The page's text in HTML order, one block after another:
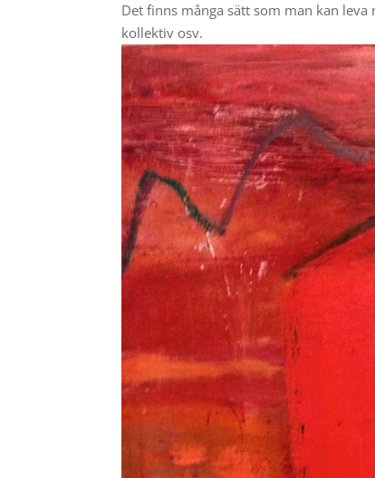
Det finns många sätt som man kan
kollektiv osv.